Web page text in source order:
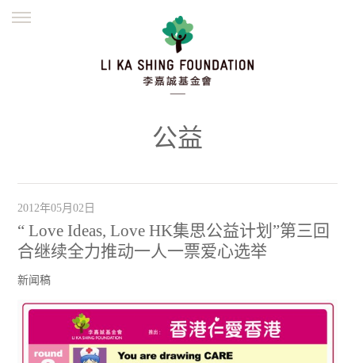
繁體
公益
2012年05月02日
“ Love Ideas, Love HK集思公益计划”第三回
合继续全力推动一人一票爱心选举
新闻稿